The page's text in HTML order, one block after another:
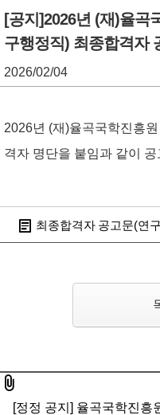
[공지]2026년 (재)율곡
구행정직) 최종합격자
2026/02/04
2026년 (재)율곡국학진흥
격자 명단을 붙임과 같이 공
최종합격자 공고문(연
첨부된 파일있음